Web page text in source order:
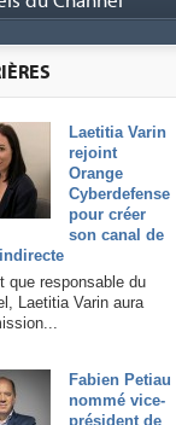
Laetitia Varin
rejoint
Orange
Cyberdefense
pour créer
son canal de
que responsable du
Laetitia Varin aura
Fabien Petiau
nommé vice-
président de